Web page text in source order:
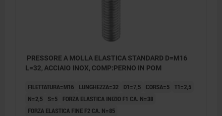
PRESSORE A MOLLA ELASTICA STANDARD D=M16
L=32, ACCIAIO INOX, COMP:PERNO IN POM
FILETTATURA=M16 LUNGHEZZA=32 D1=7,5 CORSA=5 T1=2,5
N=2,5
S=5
FORZA ELASTICA INIZIO F1 CA. N=38
FORZA ELASTICA FINE F2 CA. N=85